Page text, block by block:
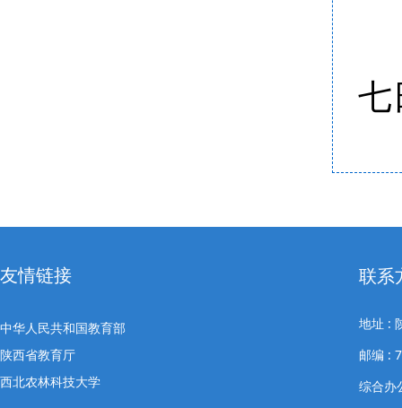
七
友情链接
中华人民共和国教育部
陕西省教育厅
西北农林科技大学
联系
地址 :
邮编 :
综合办